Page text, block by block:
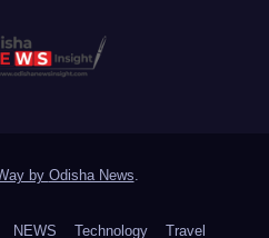
by Odisha News
NEWS Technology Travel